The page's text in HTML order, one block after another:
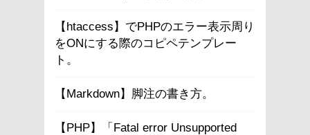
【htaccess】でPHPのエラー表示周り
をONにする際のコピペテンプレー
ト。
【Markdown】脚注の書き方。
【PHP】「Fatal error Unsupported